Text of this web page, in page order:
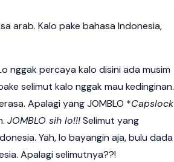
arab. Kalo pake bahasa Indonesia,
nggak percaya kalo disini ada musim
selimut kalo nggak mau kedinginan.
Apalagi yang JOMBLO *Capslock
JOMBLO sih lo!!!Selimut yang
Yah, lo bayangin aja, bulu dada
Apalagi selimutnya??!